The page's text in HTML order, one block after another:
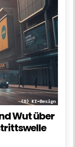
Wut über